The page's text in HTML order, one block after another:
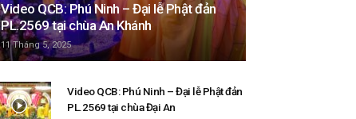
Video QCB: Phú Ninh – Đại lễ Phật đản
PL.2569 tại chùa An Khánh
11 Tháng 5, 2025
Video QCB: Phú Ninh – Đại lễ Phật đản
PL.2569 tại chùa Đại An